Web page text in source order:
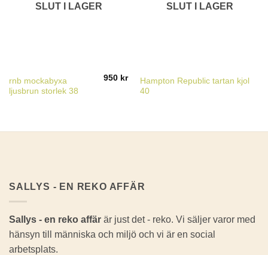
SLUT I LAGER
rnb mockabyxa
ljusbrun storlek 38
950 kr
SLUT I LAGER
Hampton Republic tartan kjol
40
SALLYS - EN REKO AFFÄR
Sallys - en reko affär är just det - reko. Vi säljer varor med
hänsyn till människa och miljö och vi är en social
arbetsplats.